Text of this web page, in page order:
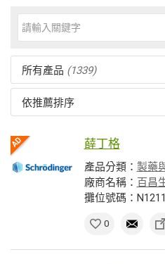
所有產品 (1339)
依推薦排序
薛丁格
產品分類： 製藥
廠商名稱： 百昌
攤位號碼：N1211
0